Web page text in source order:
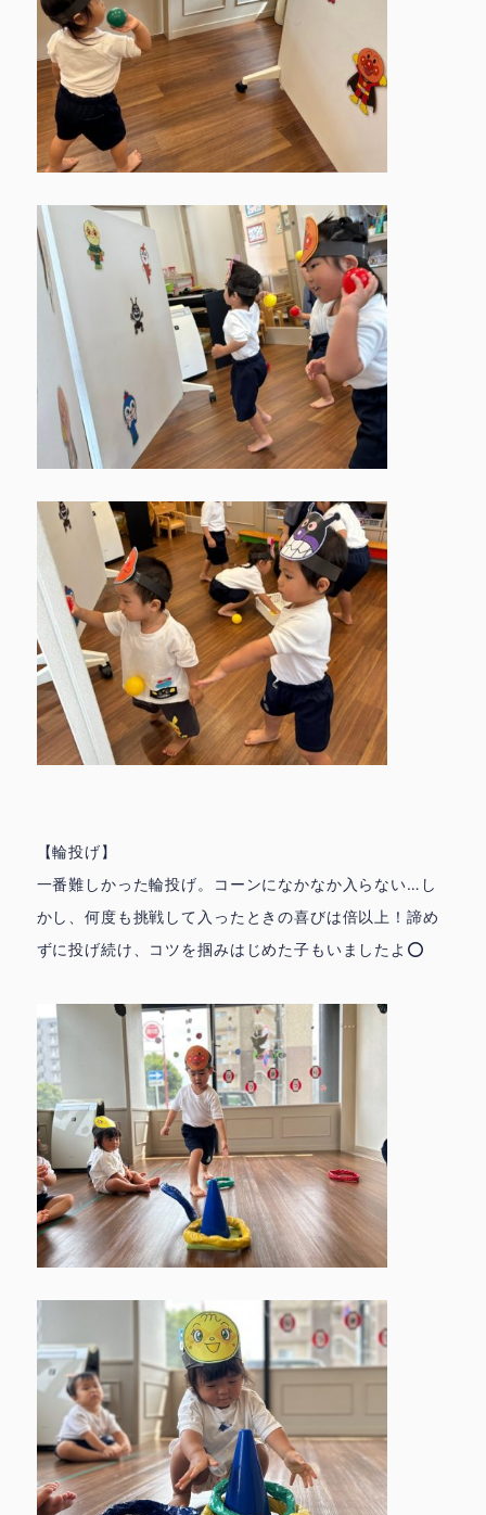
【輪投げ】
一番難しかった輪投げ。コーンになかなか入らない…し
かし、何度も挑戦して入ったときの喜びは倍以上！諦め
ずに投げ続け、コツを掴みはじめた子もいましたよ⭕️